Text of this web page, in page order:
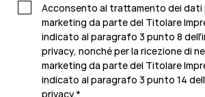
Acconsento al trattamento dei dati
marketing da parte del Titolare
indicato al paragrafo 3 punto 8
privacy, nonché per la ricezione di
marketing da parte del Titolare
indicato al paragrafo 3 punto 14
privacy.*